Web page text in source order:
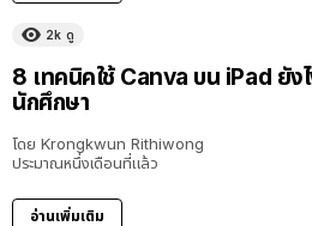
2k ดู
8 เทคนิคใช้ Canva บน iPad ยัง
นักศึกษา
โดย Krongkwun Rithiwong
ประมาณหนึ่งเดือนที่แล้ว
อ่านเพิ่มเติม